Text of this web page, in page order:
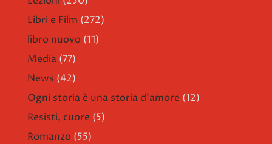
Libri e Film (272)
libro nuovo (11)
Media (77)
News (42)
Ogni storia è una storia d'amore (12)
Resisti, cuore (5)
Romanzo (55)